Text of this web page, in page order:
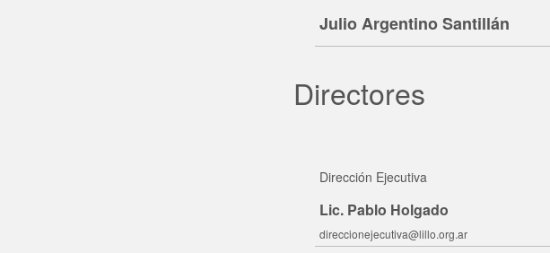
Julio Argentino Santillán
Directores
Dirección Ejecutiva
Lic. Pablo Holgado
direccionejecutiva@lillo.org.ar